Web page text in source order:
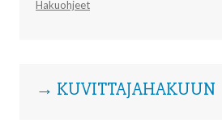
Hakuohjeet
→ KUVITTAJAHAKUUN